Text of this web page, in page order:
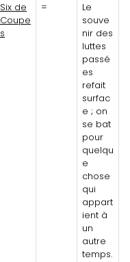
Six de
Coupe
s
=
Le
souve
nir des
luttes
passé
es
refait
surfac
e ; on
se bat
pour
quelqu
e
chose
qui
appart
ient à
un
autre
temps.